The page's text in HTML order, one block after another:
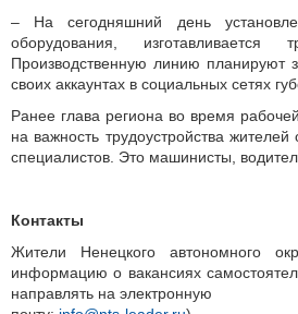
– На сегодняшний день
оборудования,
Производственную линию планируют
своих аккаунтах в социальных сетях
Ранее глава региона во время
на важность трудоустройства
специалистов. Это машинисты,
Контакты
Жители Ненецкого автономного
информацию о вакансиях
направлять на электронную